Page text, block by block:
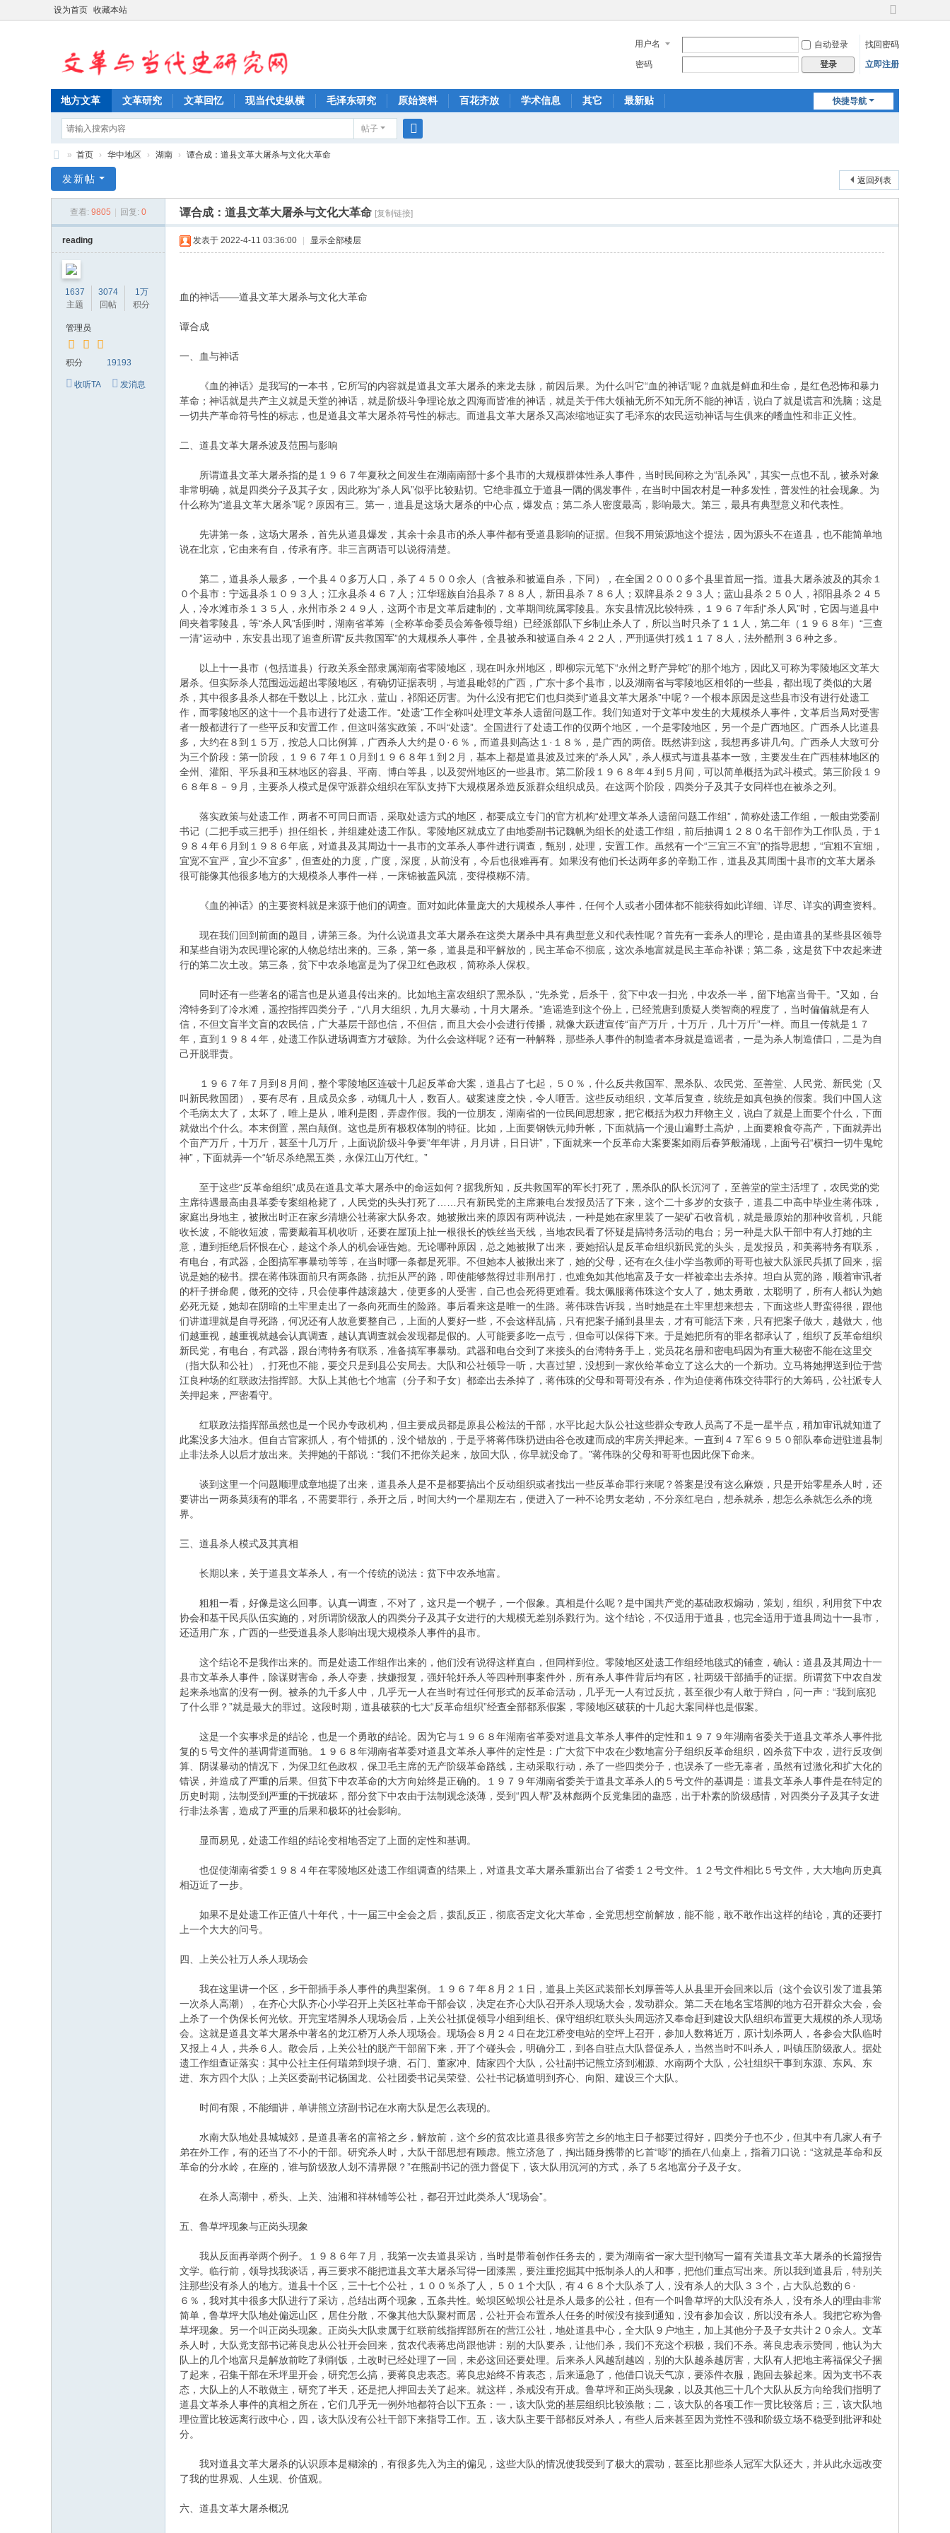
设为首页 收藏本站
切
到
宽
用户名 自动登录
找回密码
密码
登录 立即注册
快捷导航
地方文革 文革研究 文革回忆 现当代史纵横 毛泽东研究 原始资料 百花齐放 学术信息 其它 最新贴
帖子
革
» 首页 › 华中地区 › 湖南 › 谭合成：道县文革大屠杀与文化大革命
返回列表
发新帖
查看: 9805 回复: 0 谭合成：道县文革大屠杀与文化大革命 [复制链接]
reading
1637
主题
3074
回帖
1万
积分
管理员
积分 19193
收听TA 发消息
发表于 2022-4-11 03:36:00 显示全部楼层
血的神话——道县文革大屠杀与文化大革命
谭合成
一、血与神话
《血的神话》是我写的一本书，它所写的内容就是道县文革大屠杀的来龙去脉，前因后果。为什么叫它“血的神话”呢？血就是鲜血和生命，是红色恐怖和暴力
革命；神话就是共产主义就是天堂的神话，就是阶级斗争理论放之四海而皆准的神话，就是关于伟大领袖无所不知无所不能的神话，说白了就是谎言和洗脑；这是
一切共产革命符号性的标志，也是道县文革大屠杀符号性的标志。而道县文革大屠杀又高浓缩地证实了毛泽东的农民运动神话与生俱来的嗜血性和非正义性。
二、道县文革大屠杀波及范围与影响
所谓道县文革大屠杀指的是１９６７年夏秋之间发生在湖南南部十多个县市的大规模群体性杀人事件，当时民间称之为“乱杀风”，其实一点也不乱，被杀对象
非常明确，就是四类分子及其子女，因此称为“杀人风”似乎比较贴切。它绝非孤立于道县一隅的偶发事件，在当时中国农村是一种多发性，普发性的社会现象。为
什么称为“道县文革大屠杀”呢？原因有三。第一，道县是这场大屠杀的中心点，爆发点；第二杀人密度最高，影响最大。第三，最具有典型意义和代表性。
先讲第一条，这场大屠杀，首先从道县爆发，其余十余县市的杀人事件都有受道县影响的证据。但我不用策源地这个提法，因为源头不在道县，也不能简单地
说在北京，它由来有自，传承有序。非三言两语可以说得清楚。
第二，道县杀人最多，一个县４０多万人口，杀了４５００余人（含被杀和被逼自杀，下同），在全国２０００多个县里首屈一指。道县大屠杀波及的其余１
０个县市：宁远县杀１０９３人；江永县杀４６７人；江华瑶族自治县杀７８８人，新田县杀７８６人；双牌县杀２９３人；蓝山县杀２５０人，祁阳县杀２４５
人，冷水滩市杀１３５人，永州市杀２４９人，这两个市是文革后建制的，文革期间统属零陵县。东安县情况比较特殊，１９６７年刮“杀人风”时，它因与道县中
间夹着零陵县，等“杀人风”刮到时，湖南省革筹（全称革命委员会筹备领导组）已经派部队下乡制止杀人了，所以当时只杀了１１人，第二年（１９６８年）“三查
一清”运动中，东安县出现了追查所谓“反共救国军”的大规模杀人事件，全县被杀和被逼自杀４２２人，严刑逼供打残１１７８人，法外酷刑３６种之多。
以上十一县市（包括道县）行政关系全部隶属湖南省零陵地区，现在叫永州地区，即柳宗元笔下“永州之野产异蛇”的那个地方，因此又可称为零陵地区文革大
屠杀。但实际杀人范围远远超出零陵地区，有确切证据表明，与道县毗邻的广西，广东十多个县市，以及湖南省与零陵地区相邻的一些县，都出现了类似的大屠
杀，其中很多县杀人都在千数以上，比江永，蓝山，祁阳还厉害。为什么没有把它们也归类到“道县文革大屠杀”中呢？一个根本原因是这些县市没有进行处遗工
作，而零陵地区的这十一个县市进行了处遗工作。“处遗”工作全称叫处理文革杀人遗留问题工作。我们知道对于文革中发生的大规模杀人事件，文革后当局对受害
者一般都进行了一些平反和安置工作，但这叫落实政策，不叫“处遗”。全国进行了处遗工作的仅两个地区，一个是零陵地区，另一个是广西地区。广西杀人比道县
多，大约在８到１５万，按总人口比例算，广西杀人大约是０·６％，而道县则高达１·１８％，是广西的两倍。既然讲到这，我想再多讲几句。广西杀人大致可分
为三个阶段：第一阶段，１９６７年１０月到１９６８年１到２月，基本上都是道县波及过来的“杀人风”，杀人模式与道县基本一致，主要发生在广西桂林地区的
全州、灌阳、平乐县和玉林地区的容县、平南、博白等县，以及贺州地区的一些县市。第二阶段１９６８年４到５月间，可以简单概括为武斗模式。第三阶段１９
６８年８－９月，主要杀人模式是保守派群众组织在军队支持下大规模屠杀造反派群众组织成员。在这两个阶段，四类分子及其子女同样也在被杀之列。
落实政策与处遗工作，两者不可同日而语，采取处遗方式的地区，都要成立专门的官方机构“处理文革杀人遗留问题工作组”，简称处遗工作组，一般由党委副
书记（二把手或三把手）担任组长，并组建处遗工作队。零陵地区就成立了由地委副书记魏帆为组长的处遗工作组，前后抽调１２８０名干部作为工作队员，于１
９８４年６月到１９８６年底，对道县及其周边十一县市的文革杀人事件进行调查，甄别，处理，安置工作。虽然有一个“三宜三不宜”的指导思想，“宜粗不宜细，
宜宽不宜严，宜少不宜多”，但查处的力度，广度，深度，从前没有，今后也很难再有。如果没有他们长达两年多的辛勤工作，道县及其周围十县市的文革大屠杀
很可能像其他很多地方的大规模杀人事件一样，一床锦被盖风流，变得模糊不清。
《血的神话》的主要资料就是来源于他们的调查。面对如此体量庞大的大规模杀人事件，任何个人或者小团体都不能获得如此详细、详尽、详实的调查资料。
现在我们回到前面的题目，讲第三条。为什么说道县文革大屠杀在这类大屠杀中具有典型意义和代表性呢？首先有一套杀人的理论，是由道县的某些县区领导
和某些自诩为农民理论家的人物总结出来的。三条，第一条，道县是和平解放的，民主革命不彻底，这次杀地富就是民主革命补课；第二条，这是贫下中农起来进
行的第二次土改。第三条，贫下中农杀地富是为了保卫红色政权，简称杀人保权。
同时还有一些著名的谣言也是从道县传出来的。比如地主富农组织了黑杀队，“先杀党，后杀干，贫下中农一扫光，中农杀一半，留下地富当骨干。”又如，台
湾特务到了冷水滩，遥控指挥四类分子，“八月大组织，九月大暴动，十月大屠杀。”造谣造到这个份上，已经荒唐到质疑人类智商的程度了，当时偏偏就是有人
信，不但文盲半文盲的农民信，广大基层干部也信，不但信，而且大会小会进行传播，就像大跃进宣传“亩产万斤，十万斤，几十万斤”一样。而且一传就是１７
年，直到１９８４年，处遗工作队进场调查方才破除。为什么会这样呢？还有一种解释，那些杀人事件的制造者本身就是造谣者，一是为杀人制造借口，二是为自
己开脱罪责。
１９６７年７月到８月间，整个零陵地区连破十几起反革命大案，道县占了七起，５０％，什么反共救国军、黑杀队、农民党、至善堂、人民党、新民党（又
叫新民救国团），要有尽有，且成员众多，动辄几十人，数百人。破案速度之快，令人咂舌。这些反动组织，文革后复查，统统是如真包换的假案。我们中国人这
个毛病太大了，太坏了，唯上是从，唯利是图，弄虚作假。我的一位朋友，湖南省的一位民间思想家，把它概括为权力拜物主义，说白了就是上面要个什么，下面
就做出个什么。本末倒置，黑白颠倒。这也是所有极权体制的特征。比如，上面要钢铁元帅升帐，下面就搞一个漫山遍野土高炉，上面要粮食夺高产，下面就弄出
个亩产万斤，十万斤，甚至十几万斤，上面说阶级斗争要“年年讲，月月讲，日日讲”，下面就来一个反革命大案要案如雨后春笋般涌现，上面号召“横扫一切牛鬼蛇
神”，下面就弄一个“斩尽杀绝黑五类，永保江山万代红。”
至于这些“反革命组织”成员在道县文革大屠杀中的命运如何？据我所知，反共救国军的军长打死了，黑杀队的队长沉河了，至善堂的堂主活埋了，农民党的党
主席待遇最高由县革委专案组枪毙了，人民党的头头打死了……只有新民党的主席兼电台发报员活了下来，这个二十多岁的女孩子，道县二中高中毕业生蒋伟珠，
家庭出身地主，被揪出时正在家乡清塘公社蒋家大队务农。她被揪出来的原因有两种说法，一种是她在家里装了一架矿石收音机，就是最原始的那种收音机，只能
收长波，不能收短波，需要戴着耳机收听，还要在屋顶上扯一根很长的铁丝当天线，当地农民看了怀疑是搞特务活动的电台；另一种是大队干部中有人打她的主
意，遭到拒绝后怀恨在心，趁这个杀人的机会诬告她。无论哪种原因，总之她被揪了出来，要她招认是反革命组织新民党的头头，是发报员，和美蒋特务有联系，
有电台，有武器，企图搞军事暴动等等，在当时哪一条都是死罪。不但她本人被揪出来了，她的父母，还有在久佳小学当教师的哥哥也被大队派民兵抓了回来，据
说是她的秘书。摆在蒋伟珠面前只有两条路，抗拒从严的路，即使能够熬得过非刑吊打，也难免如其他地富及子女一样被牵出去杀掉。坦白从宽的路，顺着审讯者
的杆子拼命爬，做死的交待，只会使事件越滚越大，使更多的人受害，自己也会死得更难看。我太佩服蒋伟珠这个女人了，她太勇敢，太聪明了，所有人都认为她
必死无疑，她却在阴暗的土牢里走出了一条向死而生的险路。事后看来这是唯一的生路。蒋伟珠告诉我，当时她是在土牢里想来想去，下面这些人野蛮得很，跟他
们讲道理就是自寻死路，何况还有人故意要整自己，上面的人要好一些，不会这样乱搞，只有把案子捅到县里去，才有可能活下来，只有把案子做大，越做大，他
们越重视，越重视就越会认真调查，越认真调查就会发现都是假的。人可能要多吃一点亏，但命可以保得下来。于是她把所有的罪名都承认了，组织了反革命组织
新民党，有电台，有武器，跟台湾特务有联系，准备搞军事暴动。武器和电台交到了来接头的台湾特务手上，党员花名册和密电码因为有重大秘密不能在这里交
（指大队和公社），打死也不能，要交只是到县公安局去。大队和公社领导一听，大喜过望，没想到一家伙给革命立了这么大的一个新功。立马将她押送到位于营
江良种场的红联政法指挥部。大队上其他七个地富（分子和子女）都牵出去杀掉了，蒋伟珠的父母和哥哥没有杀，作为迫使蒋伟珠交待罪行的大筹码，公社派专人
关押起来，严密看守。
红联政法指挥部虽然也是一个民办专政机构，但主要成员都是原县公检法的干部，水平比起大队公社这些群众专政人员高了不是一星半点，稍加审讯就知道了
此案没多大油水。但自古官家抓人，有个错抓的，没个错放的，于是乎将蒋伟珠扔进由谷仓改建而成的牢房关押起来。一直到４７军６９５０部队奉命进驻道县制
止非法杀人以后才放出来。关押她的干部说：“我们不把你关起来，放回大队，你早就没命了。”蒋伟珠的父母和哥哥也因此保下命来。
谈到这里一个问题顺理成章地提了出来，道县杀人是不是都要搞出个反动组织或者找出一些反革命罪行来呢？答案是没有这么麻烦，只是开始零星杀人时，还
要讲出一两条莫须有的罪名，不需要罪行，杀开之后，时间大约一个星期左右，便进入了一种不论男女老幼，不分亲红皂白，想杀就杀，想怎么杀就怎么杀的境
界。
三、道县杀人模式及其真相
长期以来，关于道县文革杀人，有一个传统的说法：贫下中农杀地富。
粗粗一看，好像是这么回事。认真一调查，不对了，这只是一个幌子，一个假象。真相是什么呢？是中国共产党的基础政权煽动，策划，组织，利用贫下中农
协会和基干民兵队伍实施的，对所谓阶级敌人的四类分子及其子女进行的大规模无差别杀戮行为。这个结论，不仅适用于道县，也完全适用于道县周边十一县市，
还适用广东，广西的一些受道县杀人影响出现大规模杀人事件的县市。
这个结论不是我作出来的。而是处遗工作组作出来的，他们没有说得这样直白，但同样到位。零陵地区处遗工作组经地毯式的铺查，确认：道县及其周边十一
县市文革杀人事件，除谋财害命，杀人夺妻，挟嫌报复，强奸轮奸杀人等四种刑事案件外，所有杀人事件背后均有区，社两级干部插手的证据。所谓贫下中农自发
起来杀地富的没有一例。被杀的九千多人中，几乎无一人在当时有过任何形式的反革命活动，几乎无一人有过反抗，甚至很少有人敢于辩白，问一声：“我到底犯
了什么罪？”就是最大的罪过。这段时期，道县破获的七大“反革命组织”经查全部都系假案，零陵地区破获的十几起大案同样也是假案。
这是一个实事求是的结论，也是一个勇敢的结论。因为它与１９６８年湖南省革委对道县文革杀人事件的定性和１９７９年湖南省委关于道县文革杀人事件批
复的５号文件的基调背道而驰。１９６８年湖南省革委对道县文革杀人事件的定性是：广大贫下中农在少数地富分子组织反革命组织，凶杀贫下中农，进行反攻倒
算、阴谋暴动的情况下，为保卫红色政权，保卫毛主席的无产阶级革命路线，主动采取行动，杀了一些四类分子，也误杀了一些无辜者，虽然有过激化和扩大化的
错误，并造成了严重的后果。但贫下中农革命的大方向始终是正确的。１９７９年湖南省委关于道县文革杀人的５号文件的基调是：道县文革杀人事件是在特定的
历史时期，法制受到严重的干扰破坏，部分贫下中农由于法制观念淡薄，受到“四人帮”及林彪两个反党集团的蛊惑，出于朴素的阶级感情，对四类分子及其子女进
行非法杀害，造成了严重的后果和极坏的社会影响。
显而易见，处遗工作组的结论变相地否定了上面的定性和基调。
也促使湖南省委１９８４年在零陵地区处遗工作组调查的结果上，对道县文革大屠杀重新出台了省委１２号文件。１２号文件相比５号文件，大大地向历史真
相迈近了一步。
如果不是处遗工作正值八十年代，十一届三中全会之后，拨乱反正，彻底否定文化大革命，全党思想空前解放，能不能，敢不敢作出这样的结论，真的还要打
上一个大大的问号。
四、上关公社万人杀人现场会
我在这里讲一个区，乡干部插手杀人事件的典型案例。１９６７年８月２１日，道县上关区武装部长刘厚善等人从县里开会回来以后（这个会议引发了道县第
一次杀人高潮），在齐心大队齐心小学召开上关区社革命干部会议，决定在齐心大队召开杀人现场大会，发动群众。第二天在地名宝塔脚的地方召开群众大会，会
上杀了一个伪保长何光钦。开完宝塔脚杀人现场会后，上关公社抓促领导小组到组长、保守组织红联头头周远济又奉命赶到建设大队组织布置更大规模的杀人现场
会。这就是道县文革大屠杀中著名的龙江桥万人杀人现场会。现场会８月２４日在龙江桥变电站的空坪上召开，参加人数将近万，原计划杀两人，各参会大队临时
又报上４人，共杀６人。散会后，上关公社的脱产干部留下来，开了个碰头会，明确分工，到各自驻点大队督促杀人，当然当时不叫杀人，叫镇压阶级敌人。据处
遗工作组查证落实：其中公社主任何瑞弟到坝子塘、石门、董家冲、陆家四个大队，公社副书记熊立济到湘源、水南两个大队，公社组织干事到东源、东风、东
进、东方四个大队；上关区委副书记杨国龙、公社团委书记吴荣登、公社书记杨道明到齐心、向阳、建设三个大队。
时间有限，不能细讲，单讲熊立济副书记在水南大队是怎么表现的。
水南大队地处县城城郊，是道县著名的富裕之乡，解放前，这个乡的贫农比道县很多穷苦之乡的地主日子都要过得好，四类分子也不少，但其中有几家人有子
弟在外工作，有的还当了不小的干部。研究杀人时，大队干部思想有顾虑。熊立济急了，掏出随身携带的匕首“嘭”的插在八仙桌上，指着刀口说：“这就是革命和反
革命的分水岭，在座的，谁与阶级敌人划不清界限？”在熊副书记的强力督促下，该大队用沉河的方式，杀了５名地富分子及子女。
在杀人高潮中，桥头、上关、油湘和祥林铺等公社，都召开过此类杀人“现场会”。
五、鲁草坪现象与正岗头现象
我从反面再举两个例子。１９８６年７月，我第一次去道县采访，当时是带着创作任务去的，要为湖南省一家大型刊物写一篇有关道县文革大屠杀的长篇报告
文学。临行前，领导找我谈话，再三要求不能把道县文革大屠杀写得一团漆黑，要注重挖掘其中抵制杀人的人和事，把他们重点写出来。所以我到道县后，特别关
注那些没有杀人的地方。道县十个区，三十七个公社，１００％杀了人，５０１个大队，有４６８个大队杀了人，没有杀人的大队３３个，占大队总数的６·
６％，我对其中很多大队进行了采访，总结出两个现象，五条共性。蚣坝区蚣坝公社是杀人最多的公社，但有一个叫鲁草坪的大队没有杀人，没有杀人的理由非常
简单，鲁草坪大队地处偏远山区，居住分散，不像其他大队聚村而居，公社开会布置杀人任务的时候没有接到通知，没有参加会议，所以没有杀人。我把它称为鲁
草坪现象。另一个叫正岗头现象。正岗头大队隶属于红联前线指挥部所在的营江公社，地处道县中心，全大队９户地主，加上其他分子及子女共计２０余人。文革
杀人时，大队党支部书记蒋良忠从公社开会回来，贫农代表蒋忠尚跟他讲：别的大队要杀，让他们杀，我们不充这个积极，我们不杀。蒋良忠表示赞同，他认为大
队上的几个地富只是解放前吃了剥削饭，土改时已经处理了一回，未必这回还要处理。后来杀人风越刮越凶，别的大队越杀越厉害，大队有人把地主蒋福保父子捆
了起来，召集干部在禾坪里开会，研究怎么搞，要蒋良忠表态。蒋良忠始终不肯表态，后来逼急了，他借口说天气凉，要添件衣服，跑回去躲起来。因为支书不表
态，大队上的人不敢做主，研究了半天，还是把人押回去关了起来。就这样，杀戒没有开成。鲁草坪和正岗头现象，以及其他三十几个大队从反方向给我们指明了
道县文革杀人事件的真相之所在，它们几乎无一例外地都符合以下五条：一，该大队党的基层组织比较涣散；二，该大队的各项工作一贯比较落后；三，该大队地
理位置比较远离行政中心，四，该大队没有公社干部下来指导工作。五，该大队主要干部都反对杀人，有些人后来甚至因为党性不强和阶级立场不稳受到批评和处
分。
我对道县文革大屠杀的认识原本是糊涂的，有很多先入为主的偏见，这些大队的情况使我受到了极大的震动，甚至比那些杀人冠军大队还大，并从此永远改变
了我的世界观、人生观、价值观。
六、道县文革大屠杀概况